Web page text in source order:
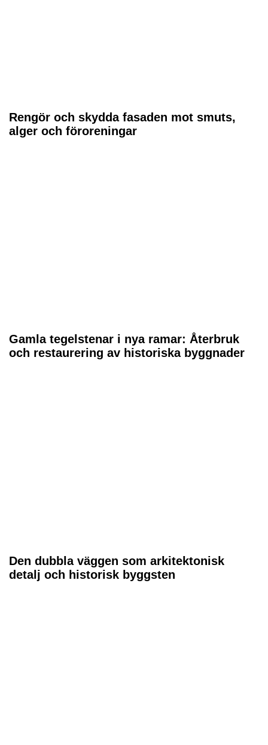
Rengör och skydda fasaden mot smuts,
alger och föroreningar
Gamla tegelstenar i nya ramar: Återbruk
och restaurering av historiska byggnader
Den dubbla väggen som arkitektonisk
detalj och historisk byggsten